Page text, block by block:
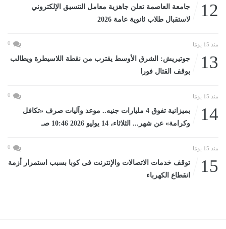
12
جامعة العاصمة تعلن جاهزية معامل التنسيق الإلكتروني
لاستقبال طلاب ثانوية عامة 2026
منذ 15 يومًا 0
13
جوتيريش: الشرق الأوسط يقترب من نقطة اللاسيطرة ويطالب
بوقف القتال فورا
منذ 15 يومًا 0
14
بميزانية تفوق 4 مليارات جنيه.. موعد وآليات صرف «تكافل
وكرامة» عن شهر... الثلاثاء، 14 يوليو 2026 10:46 صـ
منذ 15 يومًا 0
15
توقف خدمات الاتصالات والإنترنت فى كوبا بسبب استمرار أزمة
انقطاع الكهرباء